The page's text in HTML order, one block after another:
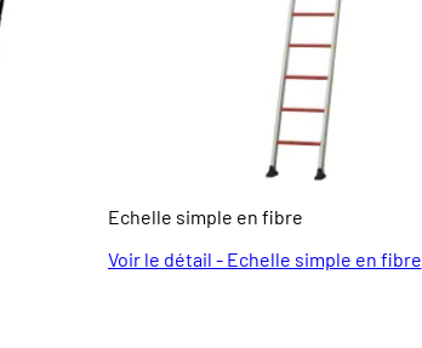
Echelle simple en fibre
Voir le détail - Echelle simple en fibre